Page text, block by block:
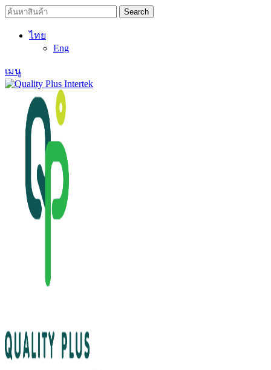
Search
ไทย
Eng
เมนู